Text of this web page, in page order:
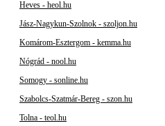
Heves - heol.hu
Jász-Nagykun-Szolnok - szoljon.hu
Komárom-Esztergom - kemma.hu
Nógrád - nool.hu
Somogy - sonline.hu
Szabolcs-Szatmár-Bereg - szon.hu
Tolna - teol.hu